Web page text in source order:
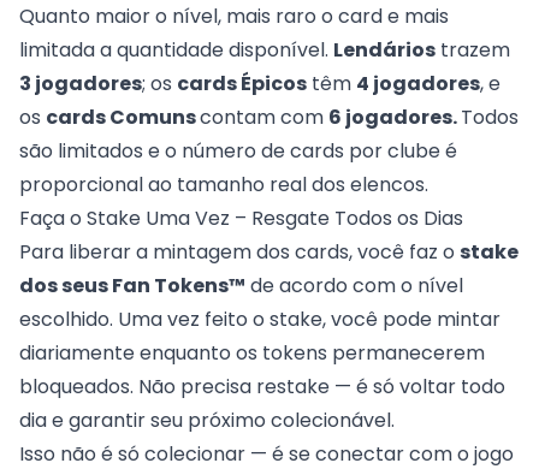
Quanto maior o nível, mais raro o card e mais
limitada a quantidade disponível. Lendários trazem
3 jogadores; os cards Épicos têm 4 jogadores, e
os cards Comunscontam com 6 jogadores.Todos
são limitados e o número de cards por clube é
proporcional ao tamanho real dos elencos.
Faça o Stake Uma Vez – Resgate Todos os Dias
Para liberar a mintagem dos cards, você faz o stake
dos seus Fan Tokens™ de acordo com o nível
escolhido. Uma vez feito o stake, você pode mintar
diariamente enquanto os tokens permanecerem
bloqueados. Não precisa restake — é só voltar todo
dia e garantir seu próximo colecionável.
Isso não é só colecionar — é se conectar com o jogo